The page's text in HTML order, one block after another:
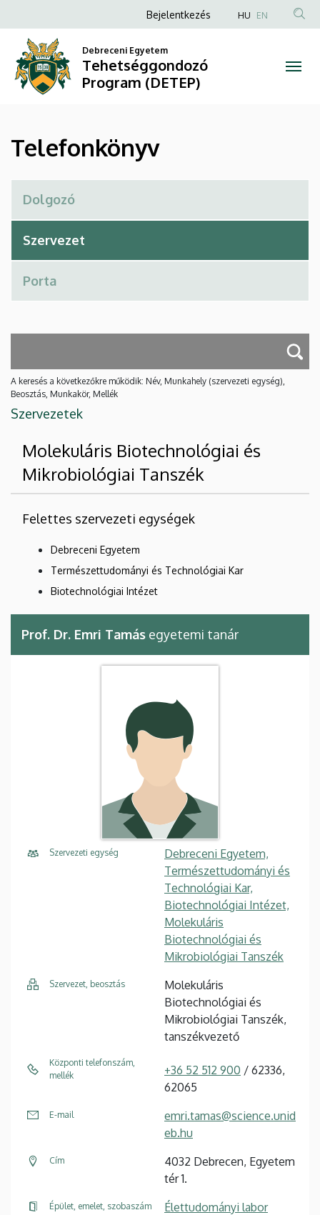
Telefonkönyv
Tehetséggondozó
Program
(DETEP)
a
tartalomra
Anonim
fiók
menüje
Bejelentkezés HU EN
Debreceni Egyetem
Tehetséggondozó
Program (DETEP)
Telefonkönyv
A keresés a következőkre működik: Név, Munkahely (szervezeti egység),
Beosztás, Munkakör, Mellék
Szervezetek
Molekuláris Biotechnológiai és
Mikrobiológiai Tanszék
Felettes szervezeti egységek
Debreceni Egyetem
Természettudományi és Technológiai Kar
Biotechnológiai Intézet
Prof. Dr. Emri Tamás egyetemi tanár
Szervezeti egység
Debreceni Egyetem,
Természettudományi és
Technológiai Kar,
Biotechnológiai Intézet,
Molekuláris
Biotechnológiai és
Mikrobiológiai Tanszék
Szervezet, beosztás
Molekuláris
Biotechnológiai és
Mikrobiológiai Tanszék,
tanszékvezető
Központi telefonszám,
mellék
+36 52 512 900 / 62336,
62065
E-mail
emri.tamas@science.unid
eb.hu
Cím
4032 Debrecen, Egyetem
tér 1.
Épület, emelet, szobaszám
Élettudományi labor